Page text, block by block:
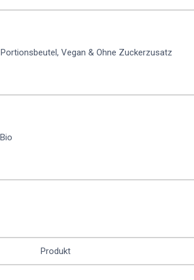
Vegan & Ohne Zuckerzusatz
Produkt